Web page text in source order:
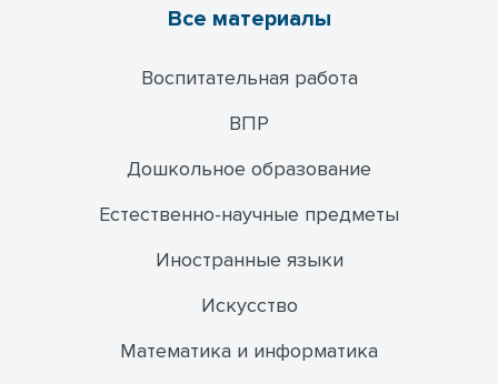
Все материалы
Воспитательная работа
ВПР
Дошкольное образование
Естественно-научные предметы
Иностранные языки
Искусство
Математика и информатика